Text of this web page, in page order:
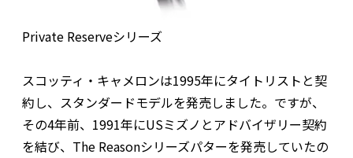
Private Reserveシリーズ
スコッティ・キャメロンは1995年にタイトリストと契
約し、スタンダードモデルを発売しました。ですが、
その4年前、1991年にUSミズノとアドバイザリー契約
を結び、The Reasonシリーズパターを発売していたの